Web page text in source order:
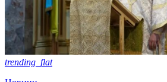
trending_flat